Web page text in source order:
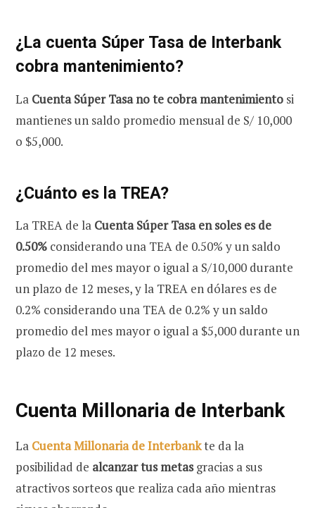
¿La cuenta Súper Tasa de Interbank
cobra mantenimiento?
La Cuenta Súper Tasa no te cobra mantenimiento si
mantienes un saldo promedio mensual de S/ 10,000
o $5,000.
¿Cuánto es la TREA?
La TREA de la Cuenta Súper Tasa en soles es de
0.50% considerando una TEA de 0.50% y un saldo
promedio del mes mayor o igual a S/10,000 durante
un plazo de 12 meses, y la TREA en dólares es de
0.2% considerando una TEA de 0.2% y un saldo
promedio del mes mayor o igual a $5,000 durante un
plazo de 12 meses.
Cuenta Millonaria de Interbank
La Cuenta Millonaria de Interbankte da la
posibilidad de alcanzar tus metasgracias a sus
atractivos sorteos que realiza cada año mientras